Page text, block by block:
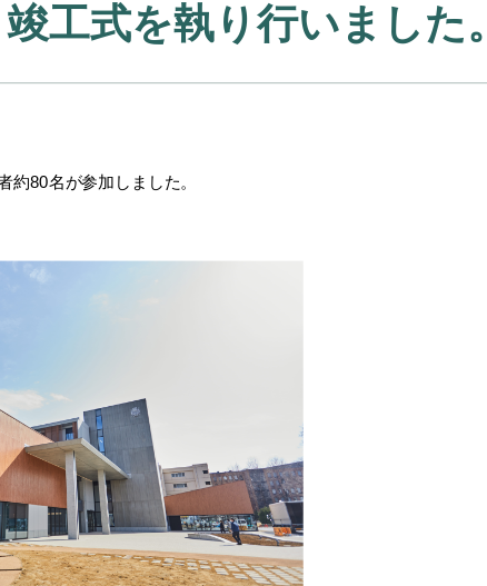
工式を執り行いました。
80名が参加しました。